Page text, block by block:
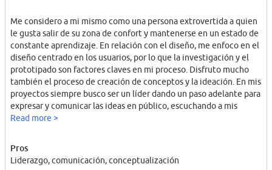
Me considero a mi mismo como una persona extrovertida a quien
le gusta salir de su zona de confort y mantenerse en un estado de
constante aprendizaje. En relación con el diseño, me enfoco en el
diseño centrado en los usuarios, por lo que la investigación y el
prototipado son factores claves en mi proceso. Disfruto mucho
también el proceso de creación de conceptos y la ideación. En mis
proyectos siempre busco ser un líder dando un paso adelante para
expresar y comunicar las ideas en público, escuchando a mis
compañeros y buscando siempre la mejor forma de acoplar e
resultado posible y ser la mejor versión de mi mismo.
Read more >
Pros
Liderazgo, comunicación, conceptualización